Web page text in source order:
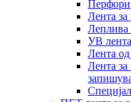
Лента за
Леплива
УВ
Лента од
Лента